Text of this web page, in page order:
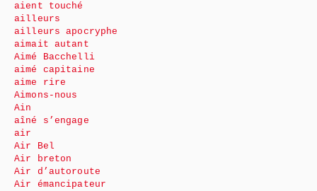
aient touché
ailleurs
ailleurs apocryphe
aimait autant
Aimé Bacchelli
aimé capitaine
aime rire
Aimons-nous
Ain
aîné s’engage
air
Air Bel
Air breton
Air d’autoroute
Air émancipateur